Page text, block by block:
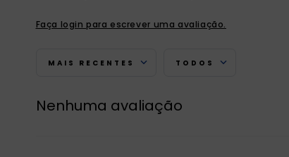
Faça login para escrever uma avaliação.
MAIS RECENTES TODOS
Nenhuma avaliação